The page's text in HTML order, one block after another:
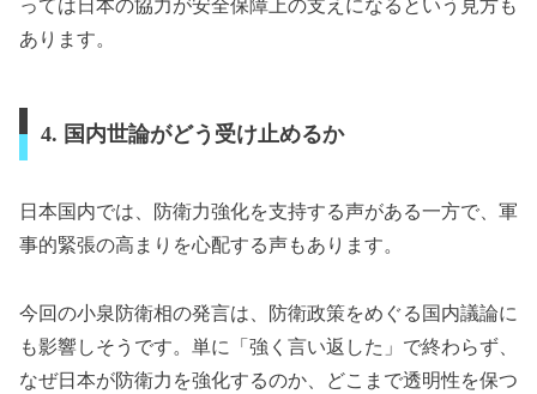
っては日本の協力が安全保障上の支えになるという見方も
あります。
4. 国内世論がどう受け止めるか
日本国内では、防衛力強化を支持する声がある一方で、軍
事的緊張の高まりを心配する声もあります。
今回の小泉防衛相の発言は、防衛政策をめぐる国内議論に
も影響しそうです。単に「強く言い返した」で終わらず、
なぜ日本が防衛力を強化するのか、どこまで透明性を保つ